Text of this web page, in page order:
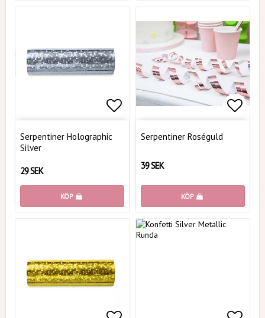
Serpentiner Holographic
Silver
29 SEK
KÖP
Serpentiner Roséguld
39 SEK
KÖP